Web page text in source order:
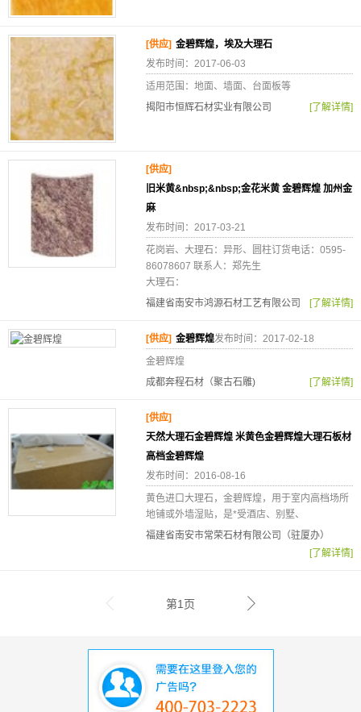
[供应] 金碧辉煌，埃及大理石
发布时间：2017-06-03
适用范围：地面、墙面、台面板等
揭阳市恒辉石材实业有限公司
[了解详情]
[供应]
旧米黄&nbsp;&nbsp;金花米黄 金碧辉煌 加州金
麻
发布时间：2017-03-21
花岗岩、大理石：异形、圆柱订货电话：0595-
86078607 联系人：郑先生
大理石：
福建省南安市鸿源石材工艺有限公司
[了解详情]
[供应] 金碧辉煌发布时间：2017-02-18
金碧辉煌
成都奔程石材（聚古石雕)
[了解详情]
[供应]
天然大理石金碧辉煌 米黄色金碧辉煌大理石板材
高档金碧辉煌
发布时间：2016-08-16
黄色进口大理石，金碧辉煌，用于室内高档场所
地铺或外墙湿贴，是*受酒店、别墅、
福建省南安市常荣石材有限公司（驻厦办）
[了解详情]
第1页